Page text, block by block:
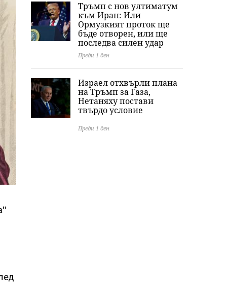
Тръмп с нов ултиматум
към Иран: Или
Ормузкият проток ще
бъде отворен, или ще
последва силен удар
Преди 1 ден
Израел отхвърли плана
на Тръмп за Газа,
Нетаняху постави
твърдо условие
Преди 1 ден